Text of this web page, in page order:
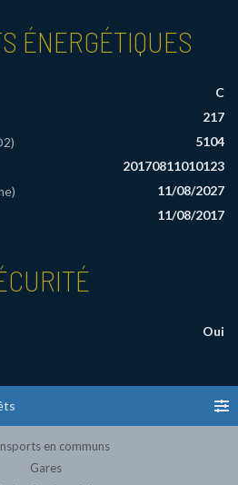
ÉNERGÉTIQUES
C
217
5104
20170811010123
11/08/2027
11/08/2017
Oui
en communs
Gares